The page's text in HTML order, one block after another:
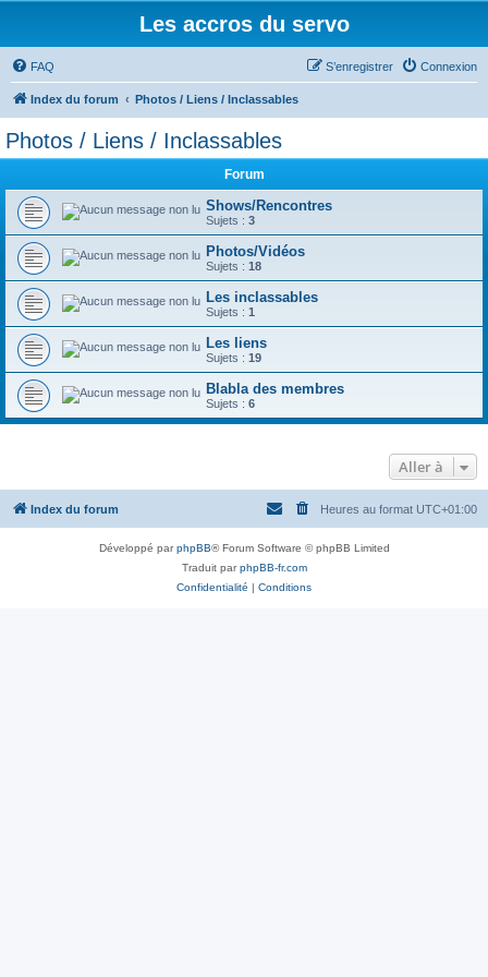
Les accros du servo
FAQ Connexion
S’enregistrer
Index du forum Photos / Liens / Inclassables
Photos / Liens / Inclassables
Forum
Shows/Rencontres
Sujets : 3
Photos/Vidéos
Sujets : 18
Les inclassables
Sujets : 1
Les liens
Sujets : 19
Blabla des membres
Sujets : 6
Aller à
Index du forum Heures au format UTC+01:00
Développé parphpBB® Forum Software © phpBB Limited
Traduit parphpBB-fr.com
Confidentialité | Conditions